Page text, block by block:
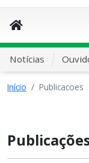
Notícias
Início Publicacoes